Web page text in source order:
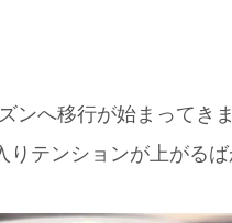
ンへ移行が始まってき
テンションが上がる